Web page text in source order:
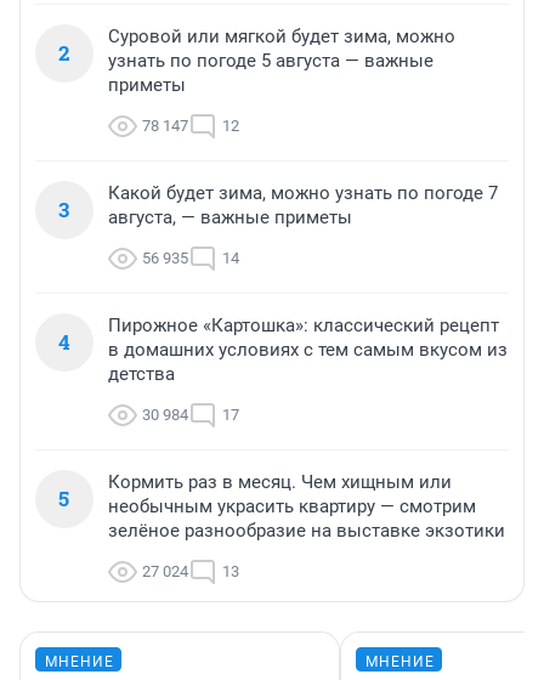
2
Суровой или мягкой будет зима, можно
узнать по погоде 5 августа — важные
приметы
78 147 12
3
Какой будет зима, можно узнать по погоде 7
августа, — важные приметы
56 935 14
4
Пирожное «Картошка»: классический рецепт
в домашних условиях с тем самым вкусом из
детства
30 984 17
5
Кормить раз в месяц. Чем хищным или
необычным украсить квартиру — смотрим
зелёное разнообразие на выставке экзотики
27 024 13
МНЕНИЕ МНЕНИЕ